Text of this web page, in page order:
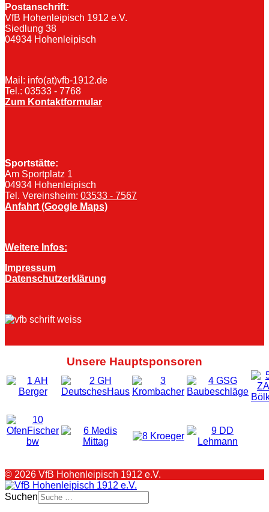
Postanschrift:
VfB Hohenleipisch 1912 e.V.
Siedlung 38
04934 Hohenleipisch
Mail: info(at)vfb-1912.de
Tel.: 03533 - 7768
Zum Kontaktformular
Sportstätte:
Am Sportplatz 1
04934 Hohenleipisch
Tel. Vereinsheim: 03533 - 7567
Anfahrt (Google Maps)
Weitere Infos:
Impressum
Datenschutzerklärung
Unsere Hauptsponsoren
© 2026 VfB Hohenleipisch 1912 e.V.
Suchen